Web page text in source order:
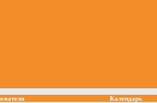
Календарь